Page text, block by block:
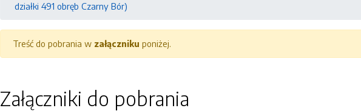
działki 491 obręb Czarny Bór)
Treść do pobrania w załączniku poniżej.
Załączniki do pobrania